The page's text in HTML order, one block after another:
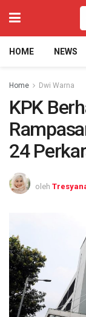
HOME NEWS
Home Dwi Warna
KPK
24
oleh